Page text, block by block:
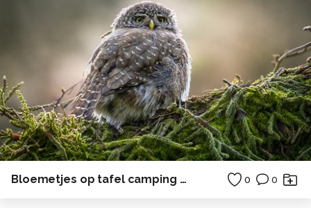
Bloemetjes op tafel camping zonsondergang 0 0